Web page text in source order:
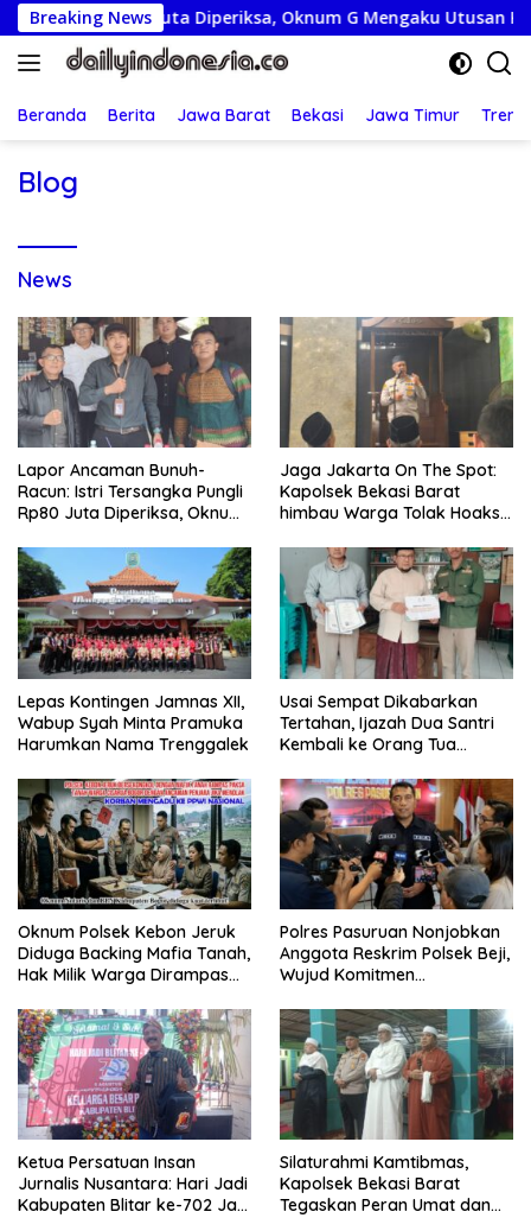
Langsung
ke
konten
Breaking News
Rp80 Juta Diperiksa, Oknum G Mengaku Utusan Kadis
Beranda Berita Jawa Barat Bekasi Jawa Timur
Blog
News
Lapor Ancaman Bunuh-
Racun: Istri Tersangka Pungli
Rp80 Juta Diperiksa, Oknum
Disdagperin
Jaga Jakarta On The Spot:
Kapolsek Bekasi Barat
himbau Warga Tolak Hoaks
Sholat Jumat
Lepas Kontingen Jamnas XII,
Wabup Syah Minta Pramuka
Harumkan Nama Trenggalek
Usai Sempat Dikabarkan
Tertahan, Ijazah Dua Santri
Kembali ke Orang Tua
Oknum Polsek Kebon Jeruk
Diduga Backing Mafia Tanah,
Hak Milik Warga Dirampas
Polres Pasuruan Nonjobkan
Anggota Reskrim Polsek Beji,
Wujud Komitmen
Dugaan Penganiayaan
Ketua Persatuan Insan
Jurnalis Nusantara: Hari Jadi
Kabupaten Blitar ke-702 Jadi
Silaturahmi Kamtibmas,
Kapolsek Bekasi Barat
Tegaskan Peran Umat dan